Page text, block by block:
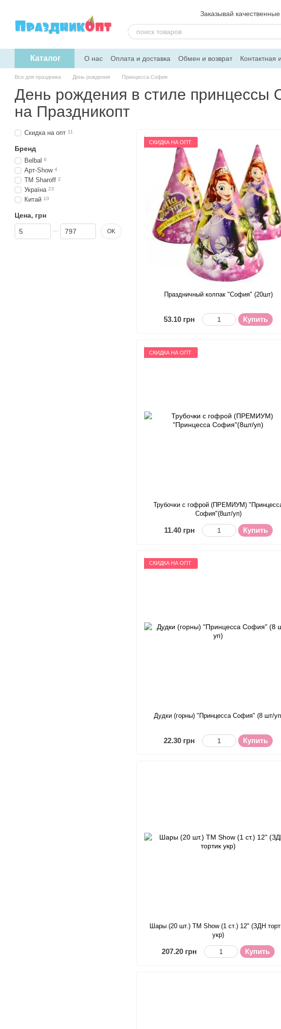
Заказывай
Каталог О нас Оплата и доставка Обмен и возврат
Скидка на опт
Помощь
Все для праздника День рождения Принцесса София
День рождения в стиле принцессы
на Праздникопт
СКИДКА НА ОПТ
Праздничный колпак "София" (20шт)
53.10 грн Купить
СКИДКА НА ОПТ
Трубочки с гофрой (ПРЕМИУМ)
София"(8шт/уп)
11.40 грн Купить
СКИДКА НА ОПТ
Дудки (горны) "Принцесса София" (8 шт/
22.30 грн Купить
Шары (20 шт.) ТМ Show (1 ст.) 12" (ЗДН
укр)
207.20 грн Купить
Скидка на опт 11
Бренд
Belbal 6
Арт-Show 4
TM Sharoff 2
Україна 23
Китай 10
Цена, грн
От Цена, грн
До Цена, грн OK